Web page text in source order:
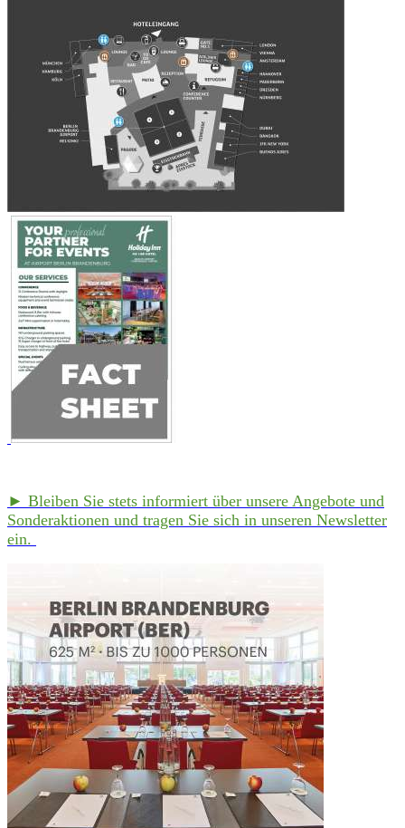
► Bleiben Sie stets informiert über unsere Angebote und
Sonderaktionen und tragen Sie sich in unseren Newsletter
ein.